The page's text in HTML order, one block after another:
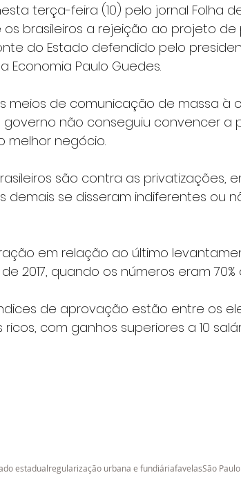
terça-feira (10) pelo jornal Folha de
brasileiros a rejeição ao projeto de
do Estado defendido pelo
Economia Paulo Guedes.
meios de comunicação de massa à
não conseguiu convencer a
melhor negócio.
são contra as privatizações,
demais se disseram indiferentes ou
em relação ao último
2017, quando os números eram 70%
de aprovação estão entre os
com ganhos superiores a 10
estadualregularização urbana e fundiáriafavelasSão Paulo